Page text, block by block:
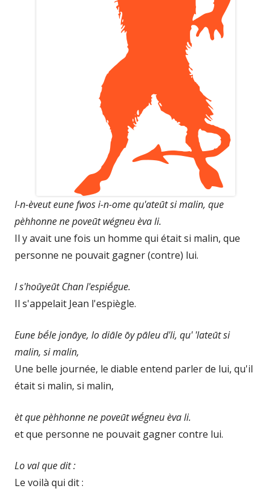
I-n-èveut eune fwos i-n-ome qu'ateūt si malin, que
pèhhonne ne poveūt wégneu èva li.
Il y avait une fois un homme qui était si malin, que
personne ne pouvait gagner (contre) lui.
I s'hoūyeūt Chan l'espiḗgue.
Il s'appelait Jean l'espiègle.
Eune bḗle jonāye, lo diāle ōy pāleu d'li, qu' 'lateūt si
malin, si malin,
Une belle journée, le diable entend parler de lui, qu'il
était si malin, si malin,
èt que pèhhonne ne poveūt wḗgneu èva li.
et que personne ne pouvait gagner contre lui.
Lo val que dit :
Le voilà qui dit :